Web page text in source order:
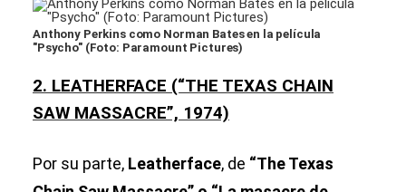
Anthony Perkins como Norman Bates en la película
"Psycho" (Foto: Paramount Pictures)
2. LEATHERFACE (“THE TEXAS CHAIN
SAW MASSACRE”, 1974)
Por su parte, Leatherface, de “The Texas